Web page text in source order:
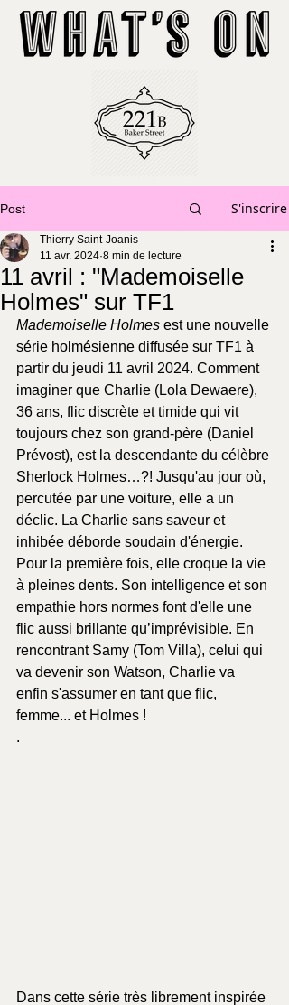
Post S'inscrire
11 avril : "Mademoiselle
Holmes" sur TF1
Thierry Saint-Joanis
11 avr. 2024 8 min de lecture
Mademoiselle Holmes est une nouvelle
série holmésienne diffusée sur TF1 à
partir du jeudi 11 avril 2024. Comment
imaginer que Charlie (Lola Dewaere),
36 ans, flic discrète et timide qui vit
toujours chez son grand-père (Daniel
Prévost), est la descendante du célèbre
Sherlock Holmes…?! Jusqu'au jour où,
percutée par une voiture, elle a un
déclic. La Charlie sans saveur et
inhibée déborde soudain d'énergie.
Pour la première fois, elle croque la vie
à pleines dents. Son intelligence et son
empathie hors normes font d'elle une
flic aussi brillante qu’imprévisible. En
rencontrant Samy (Tom Villa), celui qui
va devenir son Watson, Charlie va
enfin s'assumer en tant que flic,
femme... et Holmes !
.
Dans cette série très librement inspirée